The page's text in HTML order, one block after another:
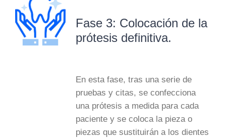
Fase 3: Colocación de la
prótesis definitiva.
En esta fase, tras una serie de
pruebas y citas, se confecciona
una prótesis a medida para cada
paciente y se coloca la pieza o
piezas que sustituirán a los dientes